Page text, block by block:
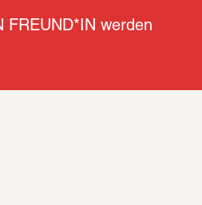
FREUND*IN werden